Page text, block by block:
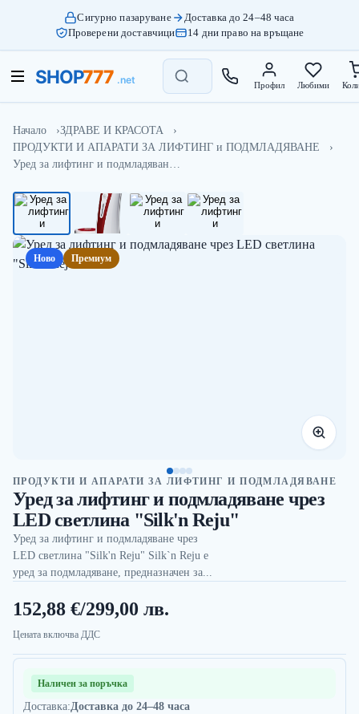
Сигурно пазаруване
Доставка до 24–48 часа
Проверени доставчици
14 дни право на връщане
Профил Любими
Начало
ЗДРАВЕ И КРАСОТА
ПРОДУКТИ И АПАРАТИ ЗА ЛИФТИНГ и ПОДМЛАДЯВАНЕ
Уред за лифтинг и подмладяван…
Ново Премиум
ПРОДУКТИ И АПАРАТИ ЗА ЛИФТИНГ И ПОДМЛАДЯВАНЕ
Уред за лифтинг и подмладяване чрез
LED светлина "Silk'n Reju"
Уред за лифтинг и подмладяване чрез
LED светлина "Silk'n Reju" Silk`n Reju е
уред за подмладяване, предназначен за...
152,88 €/299,00 лв.
Цената включва ДДС
Наличен за поръчка
Доставка:Доставка до 24–48 часа